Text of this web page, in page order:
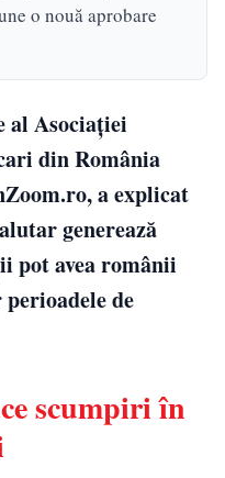
o nouă aprobare
al Asociației
din România
a explicat
generează
pot avea românii
de
scumpiri în